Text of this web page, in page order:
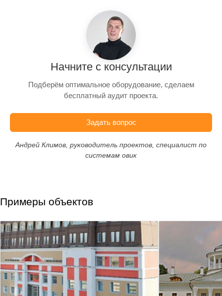
Начните с консультации
Подберём оптимальное оборудование, сделаем
бесплатный аудит проекта.
Задать вопрос
Андрей Климов, руководитель проектов, специалист по
системам овик
Примеры объектов